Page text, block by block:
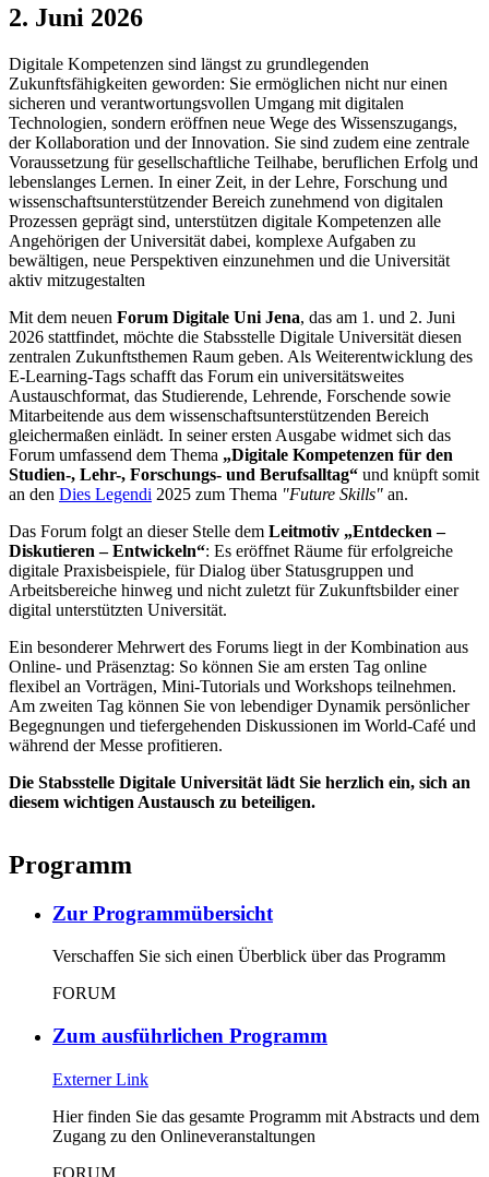
2. Juni 2026
Digitale Kompetenzen sind längst zu grundlegenden
Zukunftsfähigkeiten geworden: Sie ermöglichen nicht nur einen
sicheren und verantwortungsvollen Umgang mit digitalen
Technologien, sondern eröffnen neue Wege des Wissenszugangs,
der Kollaboration und der Innovation. Sie sind zudem eine zentrale
Voraussetzung für gesellschaftliche Teilhabe, beruflichen Erfolg und
lebenslanges Lernen. In einer Zeit, in der Lehre, Forschung und
wissenschaftsunterstützender Bereich zunehmend von digitalen
Prozessen geprägt sind, unterstützen digitale Kompetenzen alle
Angehörigen der Universität dabei, komplexe Aufgaben zu
bewältigen, neue Perspektiven einzunehmen und die Universität
aktiv mitzugestalten
Mit dem neuen Forum Digitale Uni Jena, das am 1. und 2. Juni
2026 stattfindet, möchte die Stabsstelle Digitale Universität diesen
zentralen Zukunftsthemen Raum geben. Als Weiterentwicklung des
E-Learning-Tags schafft das Forum ein universitätsweites
Austauschformat, das Studierende, Lehrende, Forschende sowie
Mitarbeitende aus dem wissenschaftsunterstützenden Bereich
gleichermaßen einlädt. In seiner ersten Ausgabe widmet sich das
Forum umfassend dem Thema „Digitale Kompetenzen für den
Studien-, Lehr-, Forschungs- und Berufsalltag“ und knüpft somit
an den Dies Legendi 2025 zum Thema "Future Skills" an.
Das Forum folgt an dieser Stelle dem Leitmotiv „Entdecken –
Diskutieren – Entwickeln“: Es eröffnet Räume für erfolgreiche
digitale Praxisbeispiele, für Dialog über Statusgruppen und
Arbeitsbereiche hinweg und nicht zuletzt für Zukunftsbilder einer
digital unterstützten Universität.
Ein besonderer Mehrwert des Forums liegt in der Kombination aus
Online- und Präsenztag: So können Sie am ersten Tag online
flexibel an Vorträgen, Mini-Tutorials und Workshops teilnehmen.
Am zweiten Tag können Sie von lebendiger Dynamik persönlicher
Begegnungen und tiefergehenden Diskussionen im World-Café und
während der Messe profitieren.
Die Stabsstelle Digitale Universität lädt Sie herzlich ein, sich an
diesem wichtigen Austausch zu beteiligen.
Programm
Zur Programmübersicht
Verschaffen Sie sich einen Überblick über das Programm
FORUM
Zum ausführlichen Programm
Externer Link
Hier finden Sie das gesamte Programm mit Abstracts und dem
Zugang zu den Onlineveranstaltungen